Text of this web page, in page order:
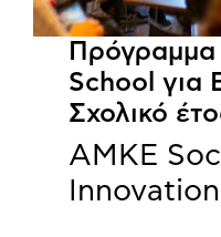
Πρόγραμμα
School για
Σχολικό
ΑΜΚΕ